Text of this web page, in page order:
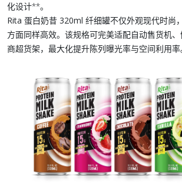
化设计**。
Rita 蛋白奶昔 320ml 纤细罐不仅外观现代时尚
方面同样高效。该规格可完美适配自动售货机
商超货架，最大化提升陈列曝光率与空间利用率